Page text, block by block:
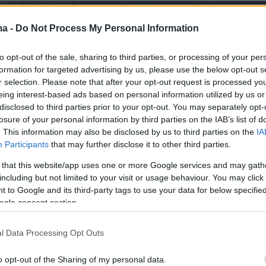
- Do Not Process My Personal Information
opt-out of the sale, sharing to third parties, or processing of your
for targeted advertising by us, please use the below opt-out
selection. Please note that after your opt-out request is processed
interest-based ads based on personal information utilized by us
to third parties prior to your opt-out. You may separately
of your personal information by third parties on the IAB’s list of
This information may also be disclosed by us to third parties on the
Participants that may further disclose it to other third parties.
this website/app uses one or more Google services and may
but not limited to your visit or usage behaviour. You may
to Google and its third-party tags to use your data for below
consent section.
Data Processing Opt Outs
opt-out of the Sharing of my personal data.